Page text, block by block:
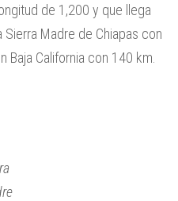
de 1,200 y que llega
Madre de Chiapas con
Baja California con 140 km.